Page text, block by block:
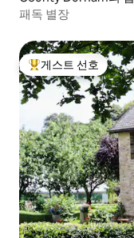
패독 별장
상위 게스트 선호
게스트 선호